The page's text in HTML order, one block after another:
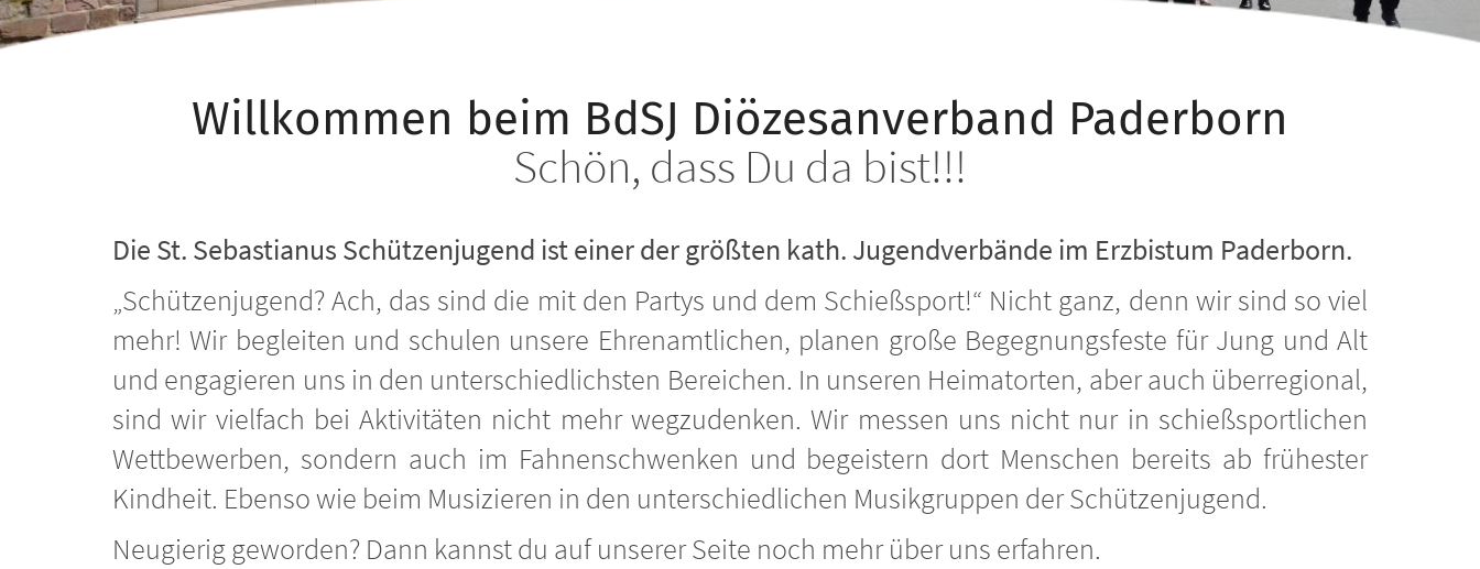
Willkommen beim BdSJ Diözesanverband Paderborn
Schön, dass Du da bist!!!
Die St. Sebastianus Schützenjugend ist einer der größten kath. Jugendverbände im Erzbistum Paderborn.
„Schützenjugend? Ach, das sind die mit den Partys und dem Schießsport!“ Nicht ganz, denn wir sind so viel
mehr! Wir begleiten und schulen unsere Ehrenamtlichen, planen große Begegnungsfeste für Jung und Alt
und engagieren uns in den unterschiedlichsten Bereichen. In unseren Heimatorten, aber auch überregional,
sind wir vielfach bei Aktivitäten nicht mehr wegzudenken. Wir messen uns nicht nur in schießsportlichen
Wettbewerben, sondern auch im Fahnenschwenken und begeistern dort Menschen bereits ab frühester
Kindheit. Ebenso wie beim Musizieren in den unterschiedlichen Musikgruppen der Schützenjugend.
Neugierig geworden? Dann kannst du auf unserer Seite noch mehr über uns erfahren.